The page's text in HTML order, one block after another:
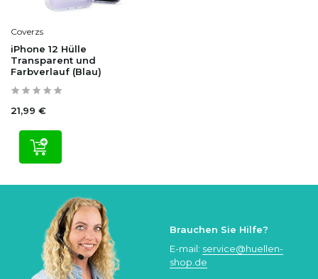
Coverzs
iPhone 12 Hülle
Transparent und
Farbverlauf (Blau)
21,99 €
Brauchen Sie Hilfe?
E-mail: service@huellen-
shop.de